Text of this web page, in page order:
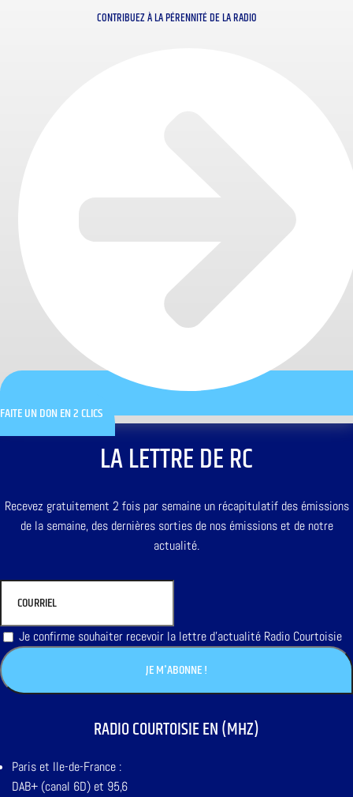
CONTRIBUEZ À LA PÉRENNITÉ DE LA RADIO
FAITE UN DON EN 2 CLICS
LA LETTRE DE RC
Recevez gratuitement 2 fois par semaine un récapitulatif des émissions
de la semaine, des dernières sorties de nos émissions et de notre
actualité.
Je confirme souhaiter recevoir la lettre d'actualité Radio Courtoisie
RADIO COURTOISIE EN (MHZ)
Paris et Ile-de-France :
DAB+ (canal 6D) et 95,6